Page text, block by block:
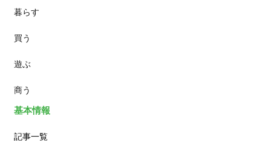
スイーツ
ランチ
カフェ
暮らす
買う
遊ぶ
商う
基本情報
記事一覧